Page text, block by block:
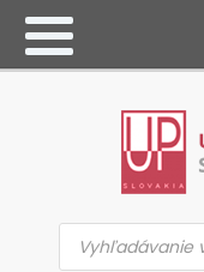
Products
search